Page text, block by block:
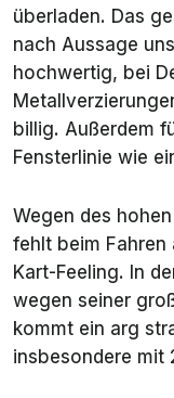
überladen. Das
nach Aussage
hochwertig, bei
billig. Außerdem
Fensterlinie wie
Wegen des
fehlt beim
Kart-Feeling. In
wegen seiner
kommt ein arg
insbesondere mit